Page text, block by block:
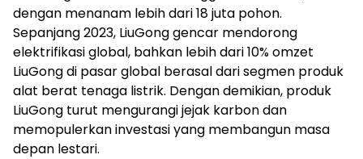
dengan menanam lebih dari 18 juta pohon.
Sepanjang 2023, LiuGong gencar mendorong
elektrifikasi global, bahkan lebih dari 10% omzet
LiuGong di pasar global berasal dari segmen produk
alat berat tenaga listrik. Dengan demikian, produk
LiuGong turut mengurangi jejak karbon dan
memopulerkan investasi yang membangun masa
depan lestari.